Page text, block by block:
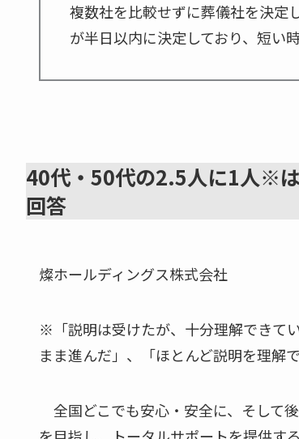
複数社を比較せずに葬儀社を決定
が半日以内に決定しており、短い
40代・50代の2.5人に1人※
回答
燦ホールディングス株式会社
※「説明は受けたが、十分理解できて
まま進んだ」、「ほとんど説明を理解
全国どこでも安心・安全に、そして